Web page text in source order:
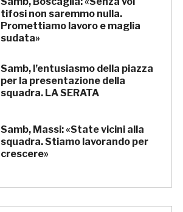
tifosi non saremmo nulla.
Promettiamo lavoro e maglia
sudata»
Samb, l’entusiasmo della piazza
per la presentazione della
squadra. LA SERATA
Samb, Massi: «State vicini alla
squadra. Stiamo lavorando per
crescere»